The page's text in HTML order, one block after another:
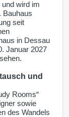
wird im
Bauhaus
seit
in Dessau
Januar 2027
und
Rooms“
sowie
des Wandels